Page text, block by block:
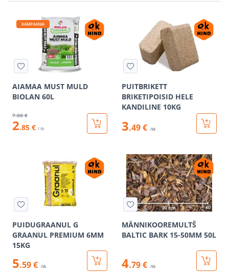
KAMPAANIA
AIAMAA MUST MULD
BIOLAN 60L
7.06 €
2.85 € / tk
PUITBRIKETT
BRIKETIPOISID HELE
KANDILINE 10KG
3.49 € /tk
PUIDUGRAANUL G
GRAANUL PREMIUM 6MM
15KG
5.59 € /tk
MÄNNIKOOREMULTŠ
BALTIC BARK 15-50MM 50L
4.79 € /tk